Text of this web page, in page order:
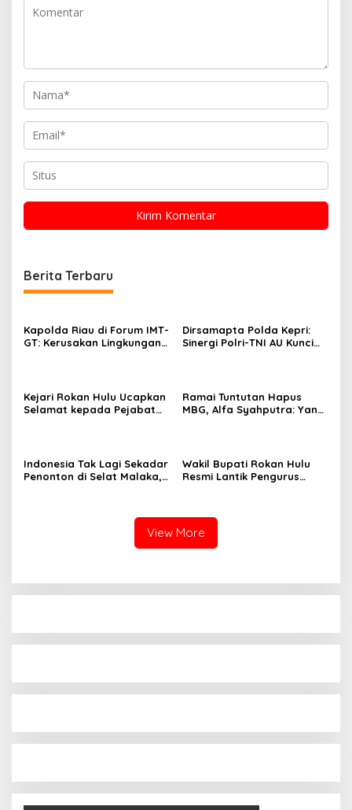
Berita Terbaru
Kapolda Riau di Forum IMT-
GT: Kerusakan Lingkungan
Dirsamapta Polda Kepri:
Sinergi Polri-TNI AU Kunci
Kejari Rokan Hulu Ucapkan
Selamat kepada Pejabat
Ramai Tuntutan Hapus
MBG, Alfa Syahputra: Yang
Indonesia Tak Lagi Sekadar
Penonton di Selat Malaka,
Wakil Bupati Rokan Hulu
Resmi Lantik Pengurus
View More